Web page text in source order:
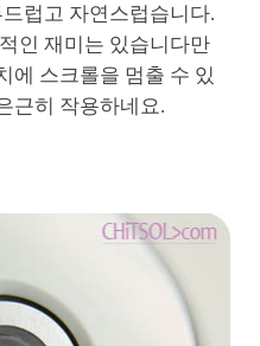
럽고 자연스럽습니다.
인 재미는 있습니다만
에 스크롤을 멈출 수 있
근히 작용하네요.